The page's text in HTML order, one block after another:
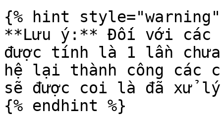
{% hint style="warning"
**Lưu ý:** Đối với các
được tính là 1 lần
hệ lại thành công các
sẽ được coi là đã xử lý